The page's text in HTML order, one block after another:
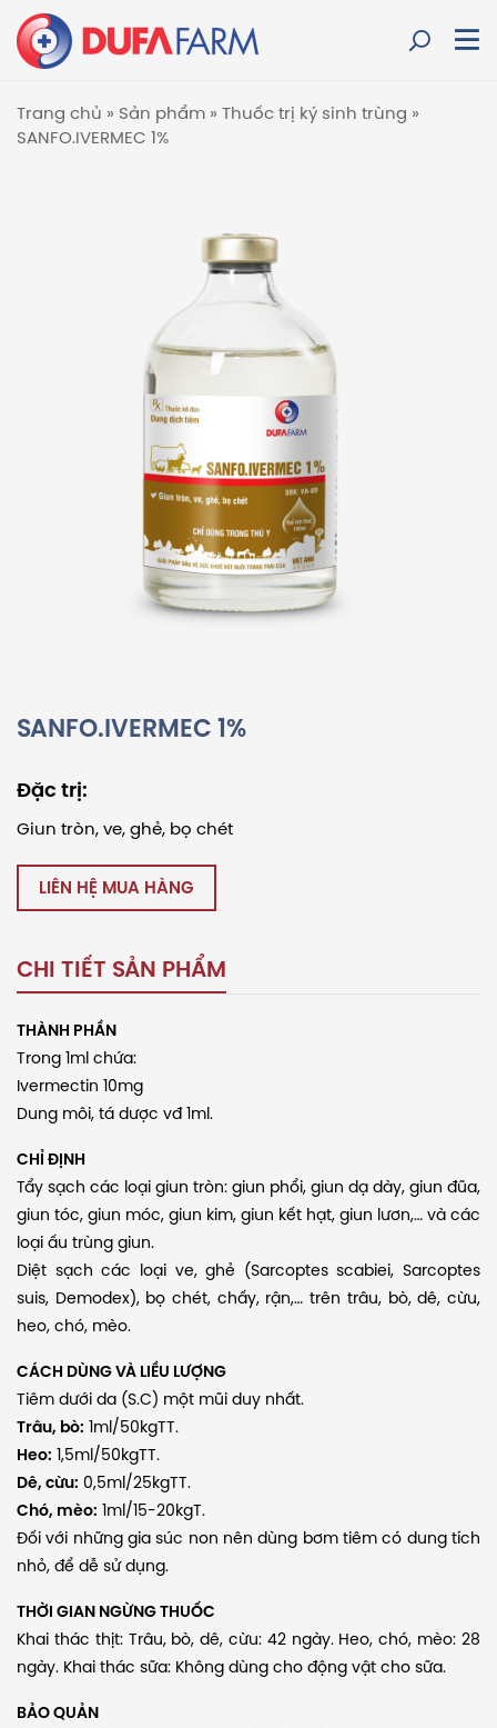
Trang chủ » Sản phẩm » Thuốc trị ký sinh trùng »
SANFO.IVERMEC 1%
SANFO.IVERMEC 1%
Đặc trị:
Giun tròn, ve, ghẻ, bọ chét
LIÊN HỆ MUA HÀNG
CHI TIẾT SẢN PHẨM
THÀNH PHẦN
Trong 1ml chứa:
Ivermectin 10mg
Dung môi, tá dược vđ 1ml.
CHỈ ĐỊNH
Tẩy sạch các loại giun tròn: giun phổi, giun dạ dày, giun đũa,
giun tóc, giun móc, giun kim, giun kết hạt, giun lươn,… và các
loại ấu trùng giun.
Diệt sạch các loại ve, ghẻ (Sarcoptes scabiei, Sarcoptes
suis, Demodex), bọ chét, chấy, rận,… trên trâu, bò, dê, cừu,
heo, chó, mèo.
CÁCH DÙNG VÀ LIỀU LƯỢNG
Tiêm dưới da (S.C) một mũi duy nhất.
Trâu, bò: 1ml/50kgTT.
Heo: 1,5ml/50kgTT.
Dê, cừu: 0,5ml/25kgTT.
Chó, mèo: 1ml/15-20kgT.
Đối với những gia súc non nên dùng bơm tiêm có dung tích
nhỏ, để dễ sử dụng.
THỜI GIAN NGỪNG THUỐC
Khai thác thịt: Trâu, bò, dê, cừu: 42 ngày. Heo, chó, mèo: 28
ngày. Khai thác sữa: Không dùng cho động vật cho sữa.
BẢO QUẢN